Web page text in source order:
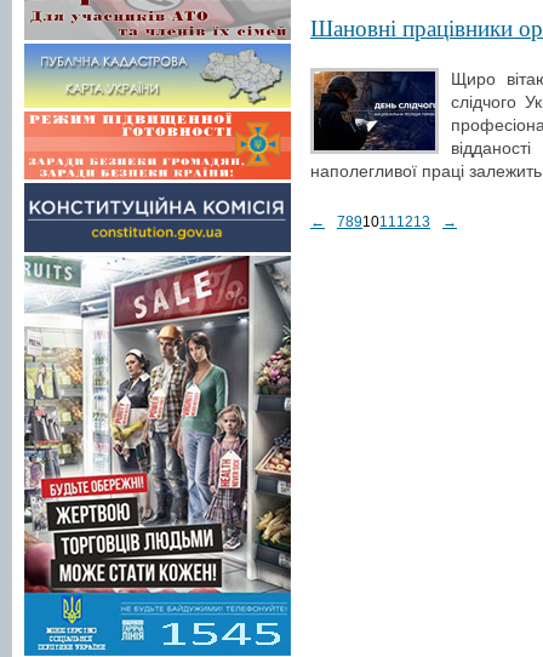
Шановні працівники
Щиро
слідчого
наполегливої праці
← 78910111213 →